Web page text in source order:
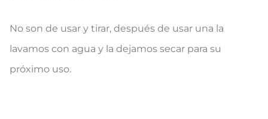
No son de usar y tirar, después de usar una la
lavamos con agua y la dejamos secar para su
próximo uso.